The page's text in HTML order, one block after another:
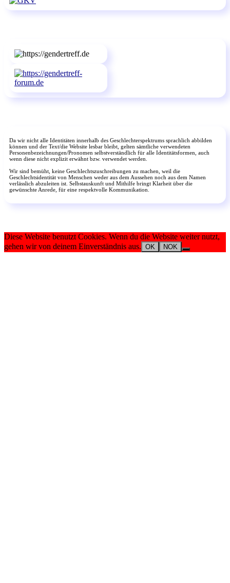
Da wir nicht alle Identitäten innerhalb des Geschlechterspektrums sprachlich abbilden
können und der Text/die Website lesbar bleibt, gelten sämtliche verwendeten
Personenbezeichnungen/Pronomen selbstverständlich für alle Identitätsformen, auch
wenn diese nicht explizit erwähnt bzw. verwendet werden.
Wir sind bemüht, keine Geschlechtszuschreibungen zu machen, weil die
Geschlechtsidentität von Menschen weder aus dem Aussehen noch aus dem Namen
verlässlich abzuleiten ist. Selbstauskunft und Mithilfe bringt Klarheit über die
gewünschte Anrede, für eine respektvolle Kommunikation.
Diese Website benutzt Cookies. Wenn du die Website weiter nutzt,
gehen wir von deinem Einverständnis aus. OK NOK